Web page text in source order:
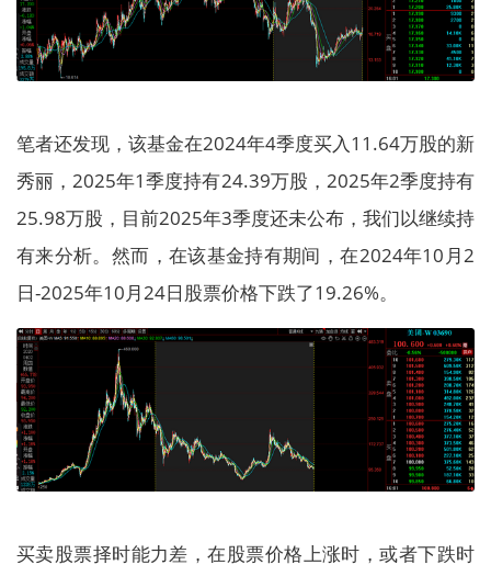
笔者还发现，该基金在2024年4季度买入11.64万股的新
秀丽，2025年1季度持有24.39万股，2025年2季度持有
25.98万股，目前2025年3季度还未公布，我们以继续持
有来分析。然而，在该基金持有期间，在2024年10月2
日-2025年10月24日股票价格下跌了19.26%。
买卖股票择时能力差，在股票价格上涨时，或者下跌时